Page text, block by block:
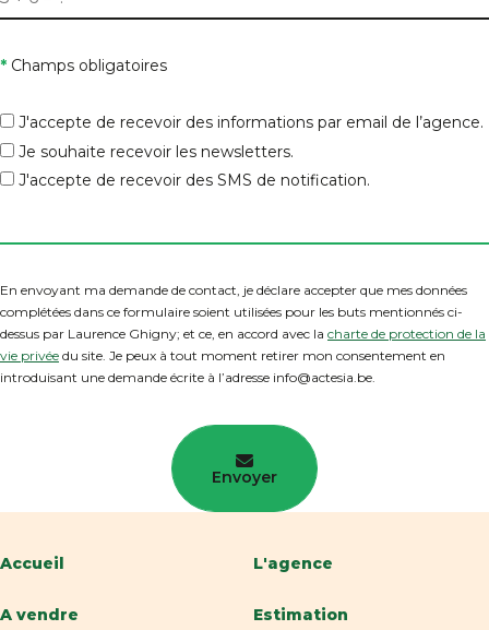
* Champs obligatoires
J'accepte de recevoir des informations par email de l’agence.
Je souhaite recevoir les newsletters.
J'accepte de recevoir des SMS de notification.
En envoyant ma demande de contact, je déclare accepter que mes données
complétées dans ce formulaire soient utilisées pour les buts mentionnés ci-
dessus par Laurence Ghigny; et ce, en accord avec la charte de protection de la
vie privée du site. Je peux à tout moment retirer mon consentement en
introduisant une demande écrite à l’adresse info@actesia.be.
Envoyer
Accueil
A vendre
L'agence
Estimation